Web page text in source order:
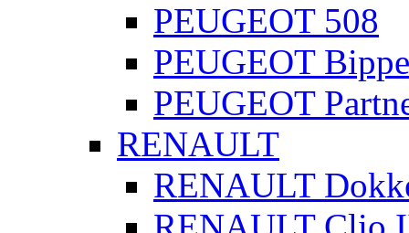
PEUGEOT 508
PEUGEOT
PEUGEOT
RENAULT
RENAULT